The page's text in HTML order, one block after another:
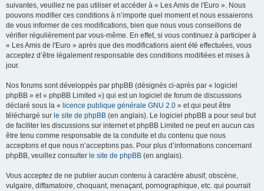
suivantes, veuillez ne pas utiliser et accéder à « Les Amis de l'Euro ». Nous
pouvons modifier ces conditions à n’importe quel moment et nous essaierons
de vous informer de ces modifications, bien que nous vous conseillons de
vérifier régulièrement par vous-même. En effet, si vous continuez à participer à
« Les Amis de l'Euro » après que des modifications aient été effectuées, vous
acceptez d’être légalement responsable des conditions modifiées et mises à
jour.
Nos forums sont développés par phpBB (désignés ci-après par « logiciel
phpBB » et « phpBB Limited ») qui est un logiciel de forum de discussions
déclaré sous la « licence publique générale GNU 2.0 » et qui peut être
téléchargé sur le site de phpBB (en anglais). Le logiciel phpBB a pour seul but
de faciliter les discussions sur internet et phpBB Limited ne peut en aucun cas
être tenu comme responsable de la conduite et du contenu que nous
acceptons et que nous n’acceptons pas. Pour plus d’informations concernant
phpBB, veuillez consulter le site de phpBB (en anglais).
Vous acceptez de ne publier aucun contenu à caractère abusif, obscène,
vulgaire, diffamatoire, choquant, menaçant, pornographique, etc. qui pourrait